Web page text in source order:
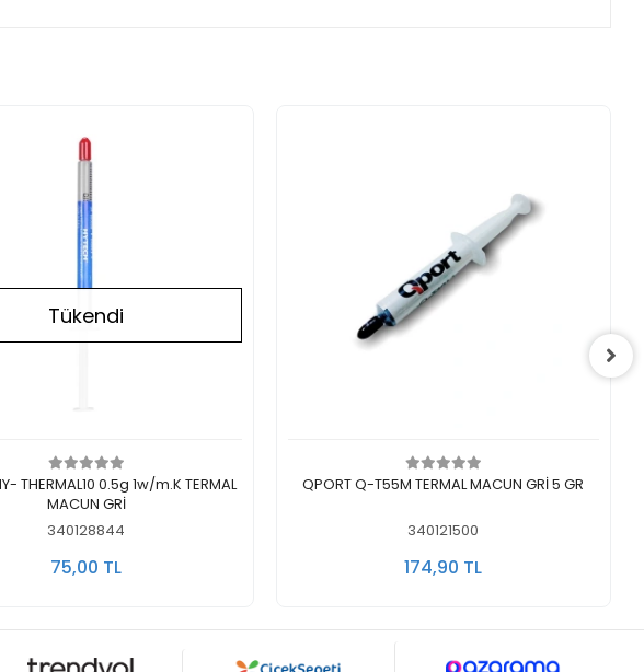
Stokta Yok
Tükendi
0.5g 1w/m.K TERMAL
MACUN GRİ
340128844
75,00 TL
Sepete Ekle
QPORT Q-T55M TERMAL MACUN GRİ 5 GR
340121500
174,90 TL